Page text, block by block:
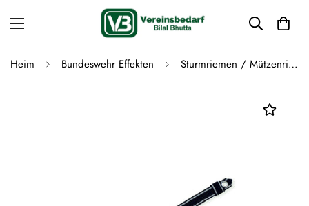
Heim Bundeswehr Effekten Sturmriemen / Mützenriemen Schirmmützen Riemen schwarz mit silber ziehbar